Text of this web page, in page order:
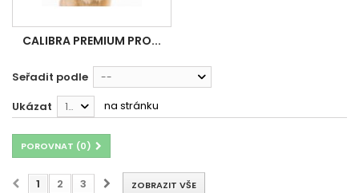
CALIBRA PREMIUM PRO...
Seřadit podle --
Ukázat 12 na stránku
POROVNAT (0)
ZOBRAZIT VŠE
1 2 3